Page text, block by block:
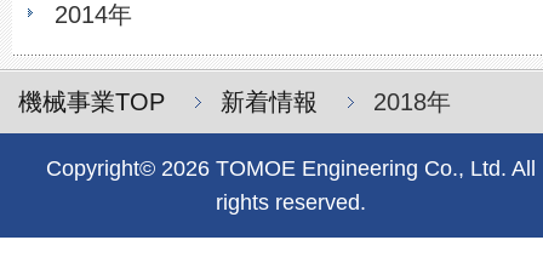
機械事業TOP 新着情報 2018年
2014年
Copyright© 2026 TOMOE Engineering Co., Ltd. All
rights reserved.